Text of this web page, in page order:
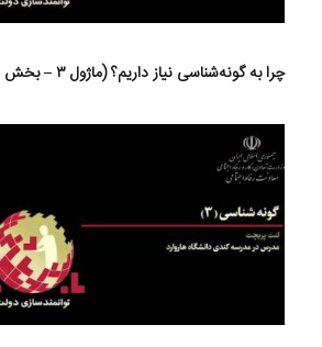
چرا به گونه‌شناسی نیاز داریم؟ (ماژول ۳ – بخش ۱)